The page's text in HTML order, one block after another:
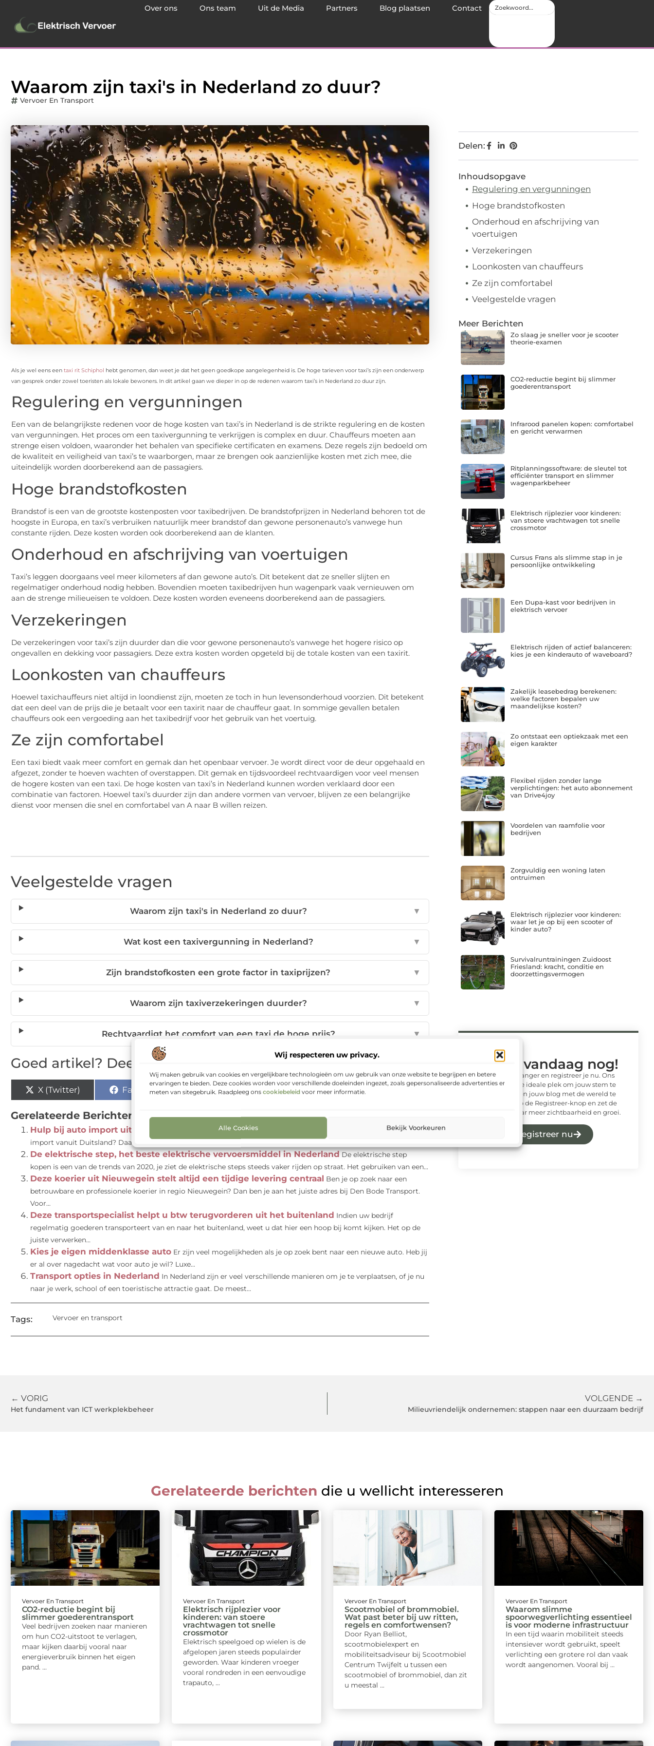
Wij respecteren uw privacy.
Wij maken gebruik van cookies en vergelijkbare technologieën om uw gebruik van onze website te begrijpen en betere
ervaringen te bieden. Deze cookies worden voor verschillende doeleinden ingezet, zoals gepersonaliseerde advertenties en het
meten van sitegebruik. Raadpleeg ons cookiebeleid voor meer informatie.
Alle Cookies Bekijk Voorkeuren
Over ons Ons team Uit de Media Partners Blog plaatsen Contact
Waarom zijn taxi's in Nederland zo duur?
Vervoer En Transport
Als je wel eens een taxi rit Schiphol hebt genomen, dan weet je dat het geen goedkope aangelegenheid is. De hoge tarieven voor taxi’s zijn een onderwerp
van gesprek onder zowel toeristen als lokale bewoners. In dit artikel gaan we dieper in op de redenen waarom taxi’s in Nederland zo duur zijn.
Regulering en vergunningen
Een van de belangrijkste redenen voor de hoge kosten van taxi’s in Nederland is de strikte regulering en de kosten
van vergunningen. Het proces om een taxivergunning te verkrijgen is complex en duur. Chauffeurs moeten aan
strenge eisen voldoen, waaronder het behalen van specifieke certificaten en examens. Deze regels zijn bedoeld om
de kwaliteit en veiligheid van taxi’s te waarborgen, maar ze brengen ook aanzienlijke kosten met zich mee, die
uiteindelijk worden doorberekend aan de passagiers.
Hoge brandstofkosten
Brandstof is een van de grootste kostenposten voor taxibedrijven. De brandstofprijzen in Nederland behoren tot de
hoogste in Europa, en taxi’s verbruiken natuurlijk meer brandstof dan gewone personenauto’s vanwege hun
constante rijden. Deze kosten worden ook doorberekend aan de klanten.
Onderhoud en afschrijving van voertuigen
Taxi’s leggen doorgaans veel meer kilometers af dan gewone auto’s. Dit betekent dat ze sneller slijten en
regelmatiger onderhoud nodig hebben. Bovendien moeten taxibedrijven hun wagenpark vaak vernieuwen om
aan de strenge milieueisen te voldoen. Deze kosten worden eveneens doorberekend aan de passagiers.
Verzekeringen
De verzekeringen voor taxi’s zijn duurder dan die voor gewone personenauto’s vanwege het hogere risico op
ongevallen en dekking voor passagiers. Deze extra kosten worden opgeteld bij de totale kosten van een taxirit.
Loonkosten van chauffeurs
Hoewel taxichauffeurs niet altijd in loondienst zijn, moeten ze toch in hun levensonderhoud voorzien. Dit betekent
dat een deel van de prijs die je betaalt voor een taxirit naar de chauffeur gaat. In sommige gevallen betalen
chauffeurs ook een vergoeding aan het taxibedrijf voor het gebruik van het voertuig.
Ze zijn comfortabel
Een taxi biedt vaak meer comfort en gemak dan het openbaar vervoer. Je wordt direct voor de deur opgehaald en
afgezet, zonder te hoeven wachten of overstappen. Dit gemak en tijdsvoordeel rechtvaardigen voor veel mensen
de hogere kosten van een taxi. De hoge kosten van taxi’s in Nederland kunnen worden verklaard door een
combinatie van factoren. Hoewel taxi’s duurder zijn dan andere vormen van vervoer, blijven ze een belangrijke
dienst voor mensen die snel en comfortabel van A naar B willen reizen.
Veelgestelde vragen
Waarom zijn taxi's in Nederland zo duur? ▼
Wat kost een taxivergunning in Nederland? ▼
Zijn brandstofkosten een grote factor in taxiprijzen? ▼
Waarom zijn taxiverzekeringen duurder? ▼
Rechtvaardigt het comfort van een taxi de hoge prijs? ▼
Goed artikel? Deel hem dan op:
X (Twitter) Facebook Pinterest LinkedIn Email
Gerelateerde Berichten:
Hulp bij auto import uit Duitsland
Heeft u een auto gevonden in ons buurland en hulp nodig bij de auto
import vanuit Duitsland? Daarvoor bent u welkom bij AM Carconsulting. Dit...
De elektrische step, het beste elektrische vervoersmiddel in Nederland De elektrische step
kopen is een van de trends van 2020, je ziet de elektrische steps steeds vaker rijden op straat. Het gebruiken van een...
Deze koerier uit Nieuwegein stelt altijd een tijdige levering centraal Ben je op zoek naar een
betrouwbare en professionele koerier in regio Nieuwegein? Dan ben je aan het juiste adres bij Den Bode Transport.
Voor...
Deze transportspecialist helpt u btw terugvorderen uit het buitenland Indien uw bedrijf
regelmatig goederen transporteert van en naar het buitenland, weet u dat hier een hoop bij komt kijken. Het op de
juiste verwerken...
Kies je eigen middenklasse auto Er zijn veel mogelijkheden als je op zoek bent naar een nieuwe auto. Heb jij
er al over nagedacht wat voor auto je wil? Luxe...
Transport opties in Nederland In Nederland zijn er veel verschillende manieren om je te verplaatsen, of je nu
naar je werk, school of een toeristische attractie gaat. De meest...
Tags: Vervoer en transport
Delen:
Inhoudsopgave
Regulering en vergunningen
Hoge brandstofkosten
Onderhoud en afschrijving van
voertuigen
Verzekeringen
Loonkosten van chauffeurs
Ze zijn comfortabel
Veelgestelde vragen
Meer Berichten
Zo slaag je sneller voor je scooter
theorie-examen
CO2-reductie begint bij slimmer
goederentransport
Infrarood panelen kopen: comfortabel
en gericht verwarmen
Ritplanningssoftware: de sleutel tot
efficiënter transport en slimmer
wagenparkbeheer
Elektrisch rijplezier voor kinderen:
van stoere vrachtwagen tot snelle
crossmotor
Cursus Frans als slimme stap in je
persoonlijke ontwikkeling
Een Dupa-kast voor bedrijven in
elektrisch vervoer
Elektrisch rijden of actief balanceren:
kies je een kinderauto of waveboard?
Zakelijk leasebedrag berekenen:
welke factoren bepalen uw
maandelijkse kosten?
Zo ontstaat een optiekzaak met een
eigen karakter
Flexibel rijden zonder lange
verplichtingen: het auto abonnement
van Drive4joy
Voordelen van raamfolie voor
bedrijven
Zorgvuldig een woning laten
ontruimen
Elektrisch rijplezier voor kinderen:
waar let je op bij een scooter of
kinder auto?
Survivalruntrainingen Zuidoost
Friesland: kracht, conditie en
doorzettingsvermogen
Begin vandaag nog!
Wacht niet langer en registreer je nu. Ons
platform is de ideale plek om jouw stem te
laten horen en jouw blog met de wereld te
delen. Klik op de Registreer-knop en zet de
eerste stap naar meer zichtbaarheid en groei.
Registreer nu
← VORIG
Het fundament van ICT werkplekbeheer
VOLGENDE →
Milieuvriendelijk ondernemen: stappen naar een duurzaam bedrijf
Gerelateerde berichten die u wellicht interesseren
Vervoer En Transport
CO2-reductie begint bij
slimmer goederentransport
Veel bedrijven zoeken naar manieren
om hun CO2-uitstoot te verlagen,
maar kijken daarbij vooral naar
energieverbruik binnen het eigen
pand. ...
Vervoer En Transport
Elektrisch rijplezier voor
kinderen: van stoere
vrachtwagen tot snelle
crossmotor
Elektrisch speelgoed op wielen is de
afgelopen jaren steeds populairder
geworden. Waar kinderen vroeger
vooral rondreden in een eenvoudige
trapauto, ...
Vervoer En Transport
Scootmobiel of brommobiel.
Wat past beter bij uw ritten,
regels en comfortwensen?
Door Ryan Belliot,
scootmobielexpert en
mobiliteitsadviseur bij Scootmobiel
Centrum Twijfelt u tussen een
scootmobiel of brommobiel, dan zit
u meestal ...
Vervoer En Transport
Waarom slimme
spoorwegverlichting essentieel
is voor moderne infrastructuur
In een tijd waarin mobiliteit steeds
intensiever wordt gebruikt, speelt
verlichting een grotere rol dan vaak
wordt aangenomen. Vooral bij ...